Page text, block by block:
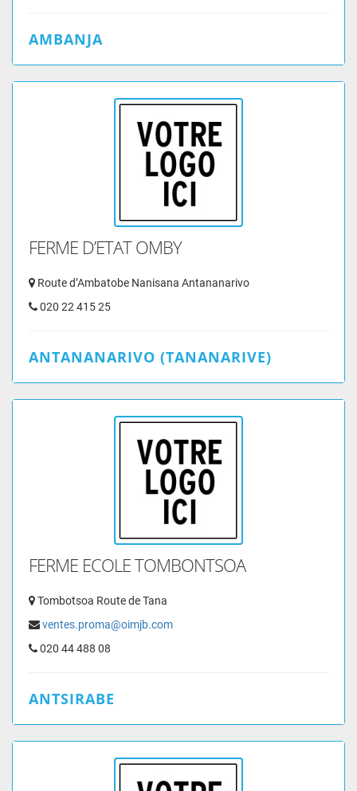
AMBANJA
FERME D’ETAT OMBY
Route d’Ambatobe Nanisana Antananarivo
020 22 415 25
ANTANANARIVO (TANANARIVE)
FERME ECOLE TOMBONTSOA
Tombotsoa Route de Tana
ventes.proma@oimjb.com
020 44 488 08
ANTSIRABE